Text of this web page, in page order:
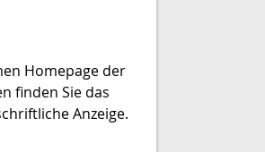
Homepage der
finden Sie das
Anzeige.